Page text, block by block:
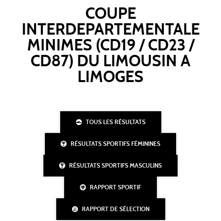
COUPE
INTERDEPARTEMENTALE
MINIMES (CD19 / CD23 /
CD87) DU LIMOUSIN A
LIMOGES
TOUS LES RÉSULTATS
RÉSULTATS SPORTIFS FÉMININES
RÉSULTATS SPORTIFS MASCULINS
RAPPORT SPORTIF
RAPPORT DE SÉLECTION